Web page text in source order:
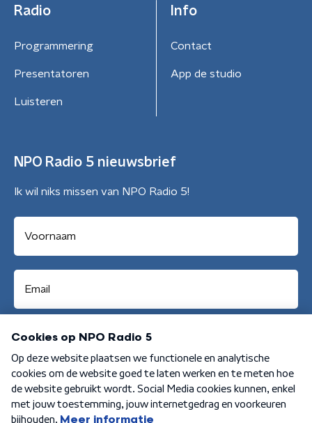
Radio
Programmering
Presentatoren
Luisteren
Info
Contact
App de studio
NPO Radio 5 nieuwsbrief
Ik wil niks missen van NPO Radio 5!
Aanmelden
Algemene voorwaarden Privacybeleid